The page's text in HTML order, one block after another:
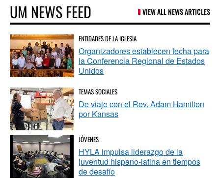
UM NEWS FEED VIEW ALL NEWS ARTICLES
ENTIDADES DE LA IGLESIA
Organizadores establecen fecha para
la Conferencia Regional de Estados
Unidos
TEMAS SOCIALES
De viaje con el Rev. Adam Hamilton
por Kansas
JÓVENES
HYLA impulsa liderazgo de la
juventud hispano-latina en tiempos
de desafío